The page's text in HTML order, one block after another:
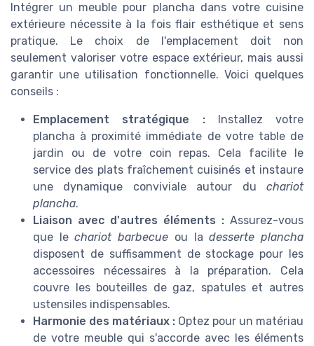
Intégrer un meuble pour plancha dans votre cuisine
extérieure nécessite à la fois flair esthétique et sens
pratique. Le choix de l'emplacement doit non
seulement valoriser votre espace extérieur, mais aussi
garantir une utilisation fonctionnelle. Voici quelques
conseils :
Emplacement stratégique :Installez votre
plancha à proximité immédiate de votre table de
jardin ou de votre coin repas. Cela facilite le
service des plats fraîchement cuisinés et instaure
une dynamique conviviale autour du chariot
plancha.
Liaison avec d'autres éléments : Assurez-vous
que lechariot barbecue ou ladesserte plancha
disposent de suffisamment de stockage pour les
accessoires nécessaires à la préparation. Cela
couvre les bouteilles de gaz, spatules et autres
ustensiles indispensables.
Harmonie des matériaux : Optez pour un matériau
de votre meuble qui s'accorde avec les éléments